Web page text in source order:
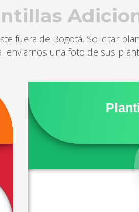
fuera de Bogotá, Solicitar
una foto de sus